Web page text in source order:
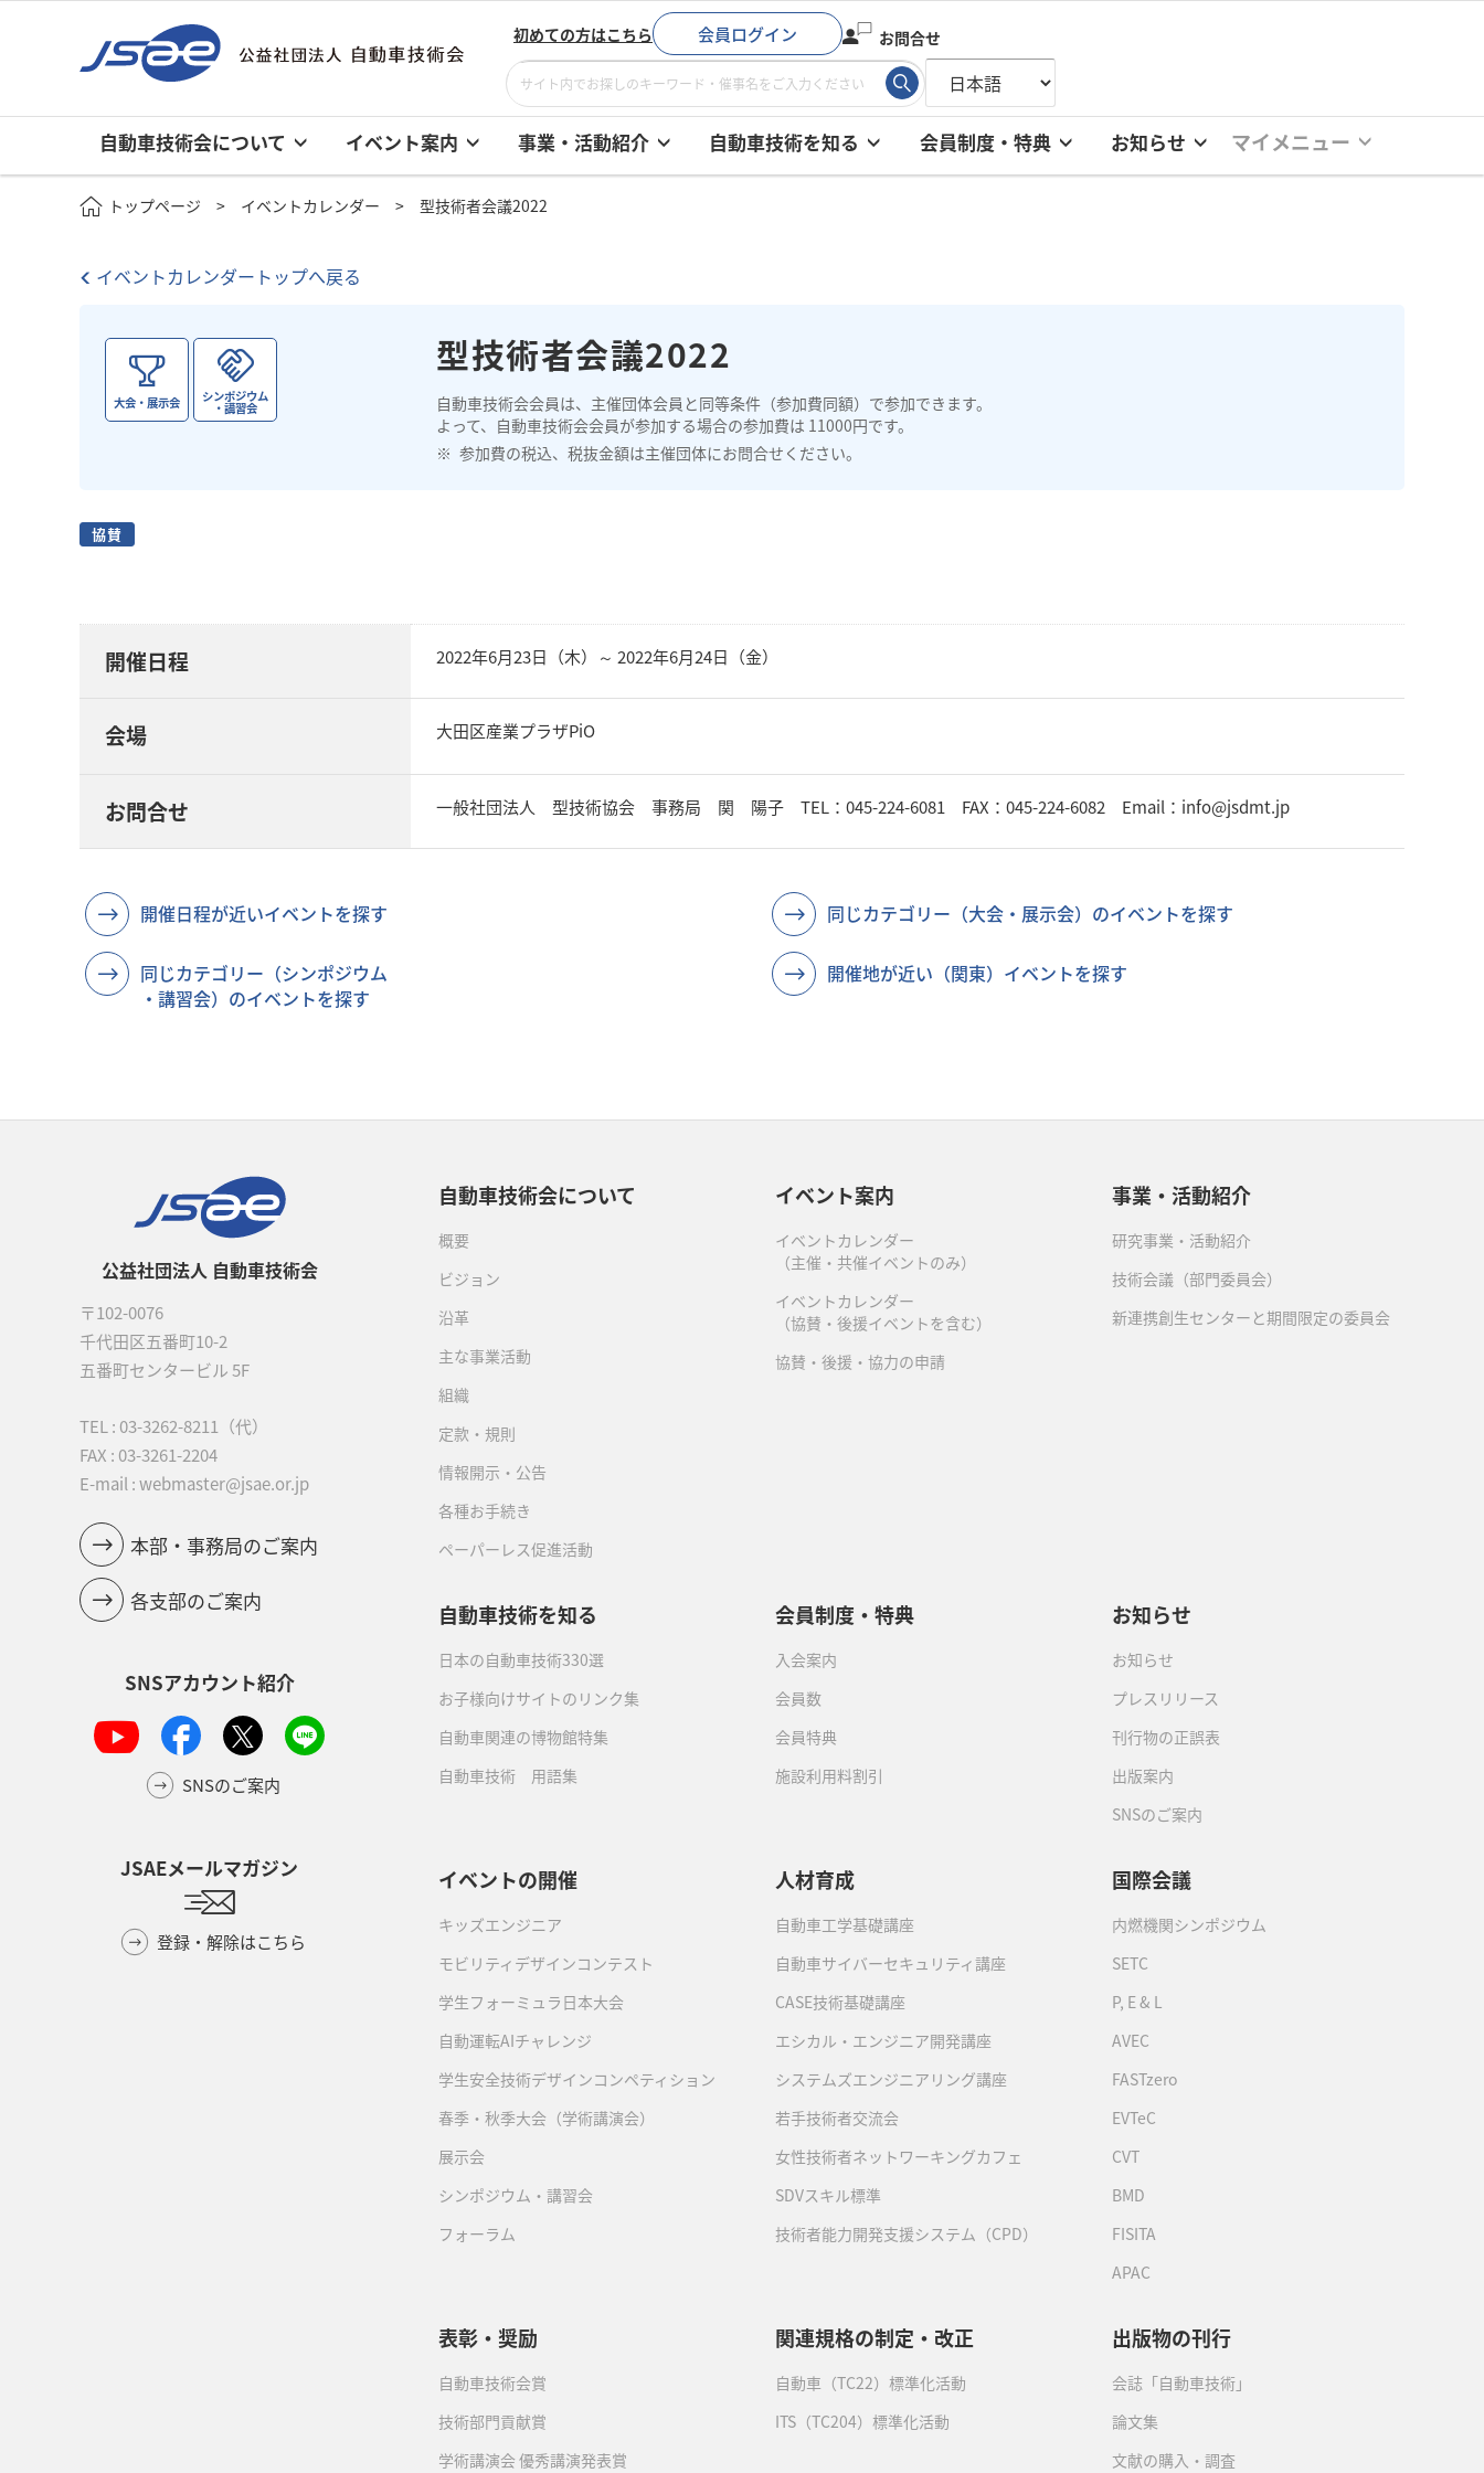
初めての方はこちら 会員ログイン お問合せ
自動車技術会について イベント案内 事業・活動紹介 自動車技術を知る 会員制度・特典 お知らせ マイメニュー
トップページ イベントカレンダー 型技術者会議2022
イベントカレンダートップへ戻る
型技術者会議2022
自動車技術会会員は、主催団体会員と同等条件（参加費同額）で参加できます。
よって、自動車技術会会員が参加する場合の参加費は 11000円です。
参加費の税込、税抜金額は主催団体にお問合せください。
大会・展示会 シンポジウム
・講習会
協賛
開催日程 2022年6月23日（木）～ 2022年6月24日（金）
会場 大田区産業プラザPiO
お問合せ 一般社団法人 型技術協会 事務局 関 陽子 TEL：045-224-6081 FAX：045-224-6082 Email：info@jsdmt.jp
開催日程が近いイベントを探す 同じカテゴリー（大会・展示会）のイベントを探す
同じカテゴリー（シンポジウム
・講習会）のイベントを探す
開催地が近い（関東）イベントを探す
公益社団法人 自動車技術会
〒102-0076
千代田区五番町10-2
五番町センタービル 5F
TEL : 03-3262-8211
（代）
FAX : 03-3261-2204
E-mail : webmaster@jsae.or.jp
本部・事務局のご案内
各支部のご案内
SNSアカウント紹介
SNSのご案内
JSAEメールマガジン
登録・解除はこちら
自動車技術会について
概要
ビジョン
沿革
主な事業活動
組織
定款・規則
情報開示・公告
各種お手続き
ペーパーレス促進活動
イベント案内
イベントカレンダー
（主催・共催イベントのみ）
イベントカレンダー
（協賛・後援イベントを含む）
協賛・後援・協力の申請
事業・活動紹介
研究事業・活動紹介
技術会議（部門委員会）
新連携創生センターと期間限定の委員会
自動車技術を知る
日本の自動車技術330選
お子様向けサイトのリンク集
自動車関連の博物館特集
自動車技術 用語集
会員制度・特典
入会案内
会員数
会員特典
施設利用料割引
お知らせ
お知らせ
プレスリリース
刊行物の正誤表
出版案内
SNSのご案内
イベントの開催
キッズエンジニア
モビリティデザインコンテスト
学生フォーミュラ日本大会
自動運転AIチャレンジ
学生安全技術デザインコンペティション
春季・秋季大会（学術講演会）
展示会
シンポジウム・講習会
フォーラム
人材育成
自動車工学基礎講座
自動車サイバーセキュリティ講座
CASE技術基礎講座
エシカル・エンジニア開発講座
システムズエンジニアリング講座
若手技術者交流会
女性技術者ネットワーキングカフェ
SDVスキル標準
技術者能力開発支援システム（CPD）
国際会議
内燃機関シンポジウム
SETC
P, E & L
AVEC
FASTzero
EVTeC
CVT
BMD
FISITA
APAC
表彰・奨励
自動車技術会賞
技術部門貢献賞
学術講演会 優秀講演発表賞
関連規格の制定・改正
自動車（TC22）標準化活動
ITS（TC204）標準化活動
出版物の刊行
会誌「自動車技術」
論文集
文献の購入・調査